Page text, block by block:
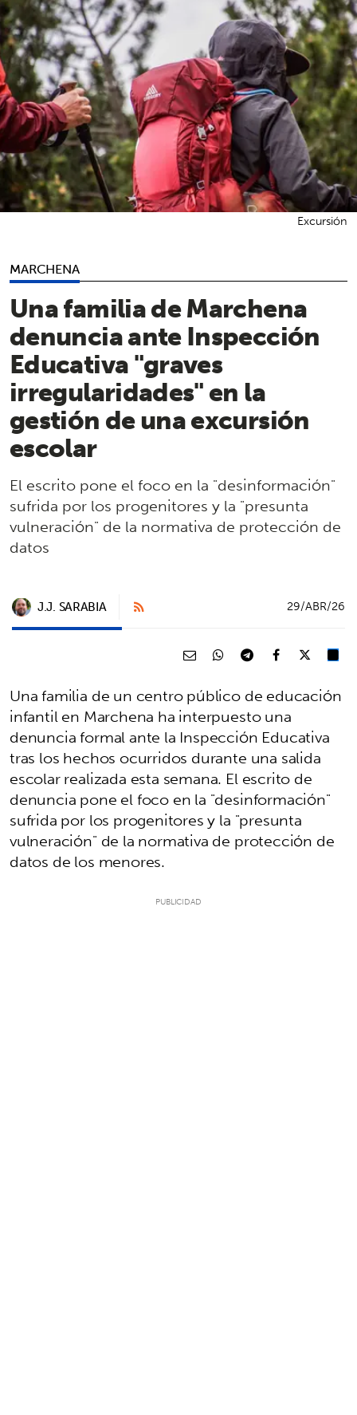
MARCHENA
Una familia de Marchena
denuncia ante Inspección
Educativa "graves
irregularidades" en la
gestión de una excursión
escolar
El escrito pone el foco en la "desinformación"
sufrida por los progenitores y la "presunta
vulneración" de la normativa de protección de
datos
Excursión
J.J. SARABIA 29/ABR/26
Una familia de un centro público de educación
infantil en Marchena ha interpuesto una
denuncia formal ante la Inspección Educativa
tras los hechos ocurridos durante una salida
escolar realizada esta semana. El escrito de
denuncia pone el foco en la "desinformación"
sufrida por los progenitores y la "presunta
vulneración" de la normativa de protección de
datos de los menores.